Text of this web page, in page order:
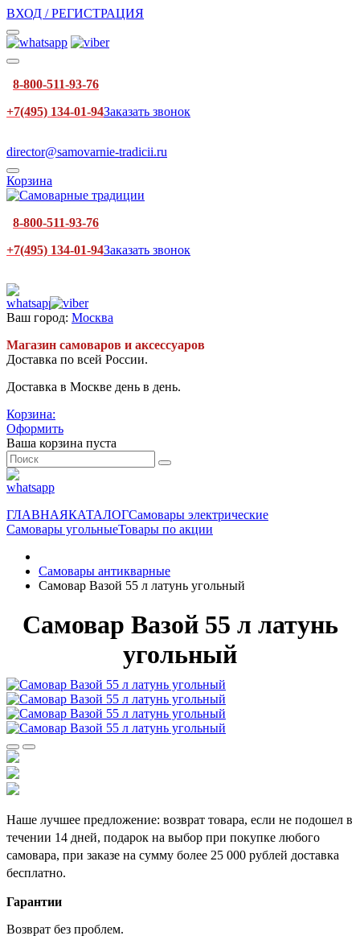
ВХОД / РЕГИСТРАЦИЯ
8-800-511-93-76
+7(495) 134-01-94Заказать звонок
director@samovarnie-tradicii.ru
Корзина
8-800-511-93-76
+7(495) 134-01-94Заказать звонок
Ваш город: Москва
Магазин самоваров и аксессуаров
Доставка по всей России.
Доставка в Москве день в день.
Корзина:
Оформить
Ваша корзина пуста
ГЛАВНАЯКАТАЛОГСамовары электрические
Самовары угольныеТовары по акции
Самовары антикварные
Самовар Вазой 55 л латунь угольный
Самовар Вазой 55 л латунь
угольный
Наше лучшее предложение: возврат товара, если не подошел в
течении 14 дней, подарок на выбор при покупке любого
самовара, при заказе на сумму более 25 000 рублей доставка
бесплатно.
Гарантии
Возврат без проблем.